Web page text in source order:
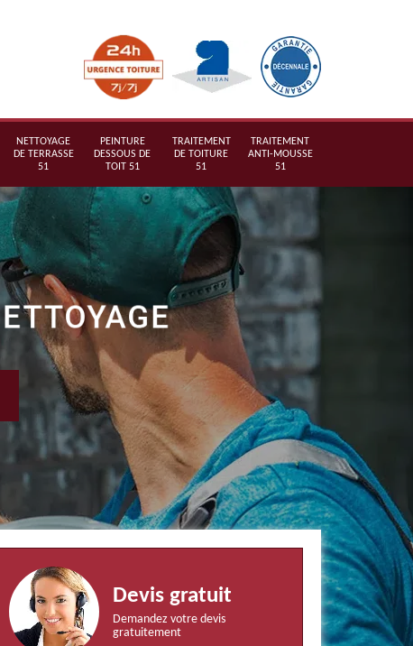
NETTOYAGE
DE TERRASSE
51
PEINTURE
DESSOUS DE
TOIT 51
TRAITEMENT
DE TOITURE
51
TRAITEMENT
ANTI-MOUSSE
51
Devis gratuit
Demandez votre devis
gratuitement